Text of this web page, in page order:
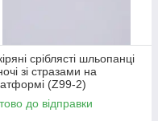
сріблясті шльопанці
зі стразами на
(Z99-2)
до відправки